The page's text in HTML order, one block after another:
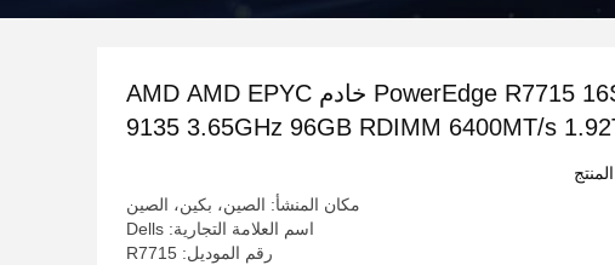
PowerEdge R7715 16SFF خادم AMD AMD EPYC
9135 3.65GHz 96GB RDIMM 6400MT/s
مكان المنشأ: الصين، بكين، الصين
اسم العلامة التجارية: Dells
رقم الموديل: R7715